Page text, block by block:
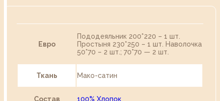
Евро
Пододеяльник 200*220 – 1 шт.
Простыня 230*250 – 1 шт. Наволочка
50*70 – 2 шт.; 70*70 — 2 шт.
Ткань Мако-сатин
Состав 100% Хлопок